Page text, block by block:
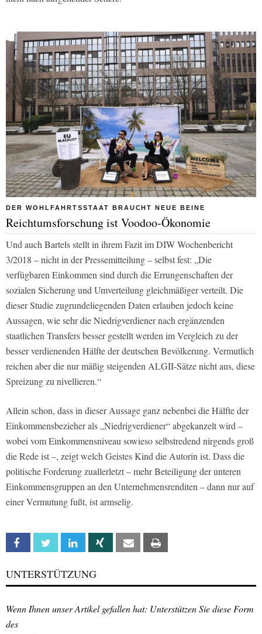
DER WOHLFAHRTSSTAAT BRAUCHT NEUE BEINE
Reichtumsforschung ist Voodoo-Ökonomie
Und auch Bartels stellt in ihrem Fazit im DIW Wochenbericht
3/2018 – nicht in der Pressemitteilung – selbst fest: „Die
verfügbaren Einkommen sind durch die Errungenschaften der
sozialen Sicherung und Umverteilung gleichmäßiger verteilt. Die
dieser Studie zugrundeliegenden Daten erlauben jedoch keine
Aussagen, wie sehr die Niedrigverdiener nach ergänzenden
staatlichen Transfers besser gestellt werden im Vergleich zu der
besser verdienenden Hälfte der deutschen Bevölkerung. Vermutlich
reichen aber die nur mäßig steigenden ALGII-Sätze nicht aus, diese
Spreizung zu nivellieren.“
Allein schon, dass in dieser Aussage ganz nebenbei die Hälfte der
Einkommensbezieher als „Niedrigverdiener“ abgekanzelt wird –
wobei vom Einkommensniveau sowieso selbstredend nirgends groß
die Rede ist –, zeigt welch Geistes Kind die Autorin ist. Dass die
politische Forderung zuallerletzt – mehr Beteiligung der unteren
Einkommensgruppen an den Unternehmensrenditen – dann nur auf
einer Vermutung fußt, ist armselig.
Facebook Twitter Linkedin Xing Email
UNTERSTÜTZUNG
Wenn Ihnen unser Artikel gefallen hat: Unterstützen Sie diese Form
des